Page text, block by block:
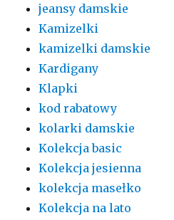
jeansy damskie
Kamizelki
kamizelki damskie
Kardigany
Klapki
kod rabatowy
kolarki damskie
Kolekcja basic
Kolekcja jesienna
kolekcja masełko
Kolekcja na lato